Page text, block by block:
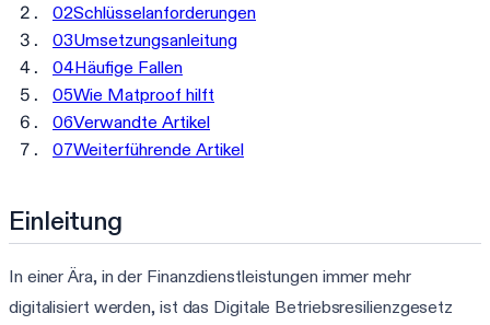
02Schlüsselanforderungen
03Umsetzungsanleitung
04Häufige Fallen
05Wie Matproof hilft
06Verwandte Artikel
07Weiterführende Artikel
Einleitung
In einer Ära, in der Finanzdienstleistungen immer mehr
digitalisiert werden, ist das Digitale Betriebsresilienzgesetz